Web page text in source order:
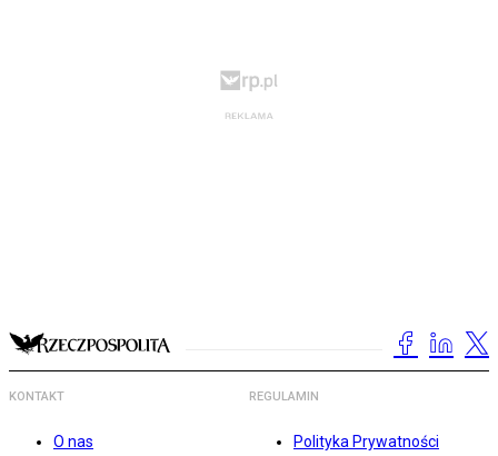
KONTAKT
O nas
REGULAMIN
Polityka Prywatności